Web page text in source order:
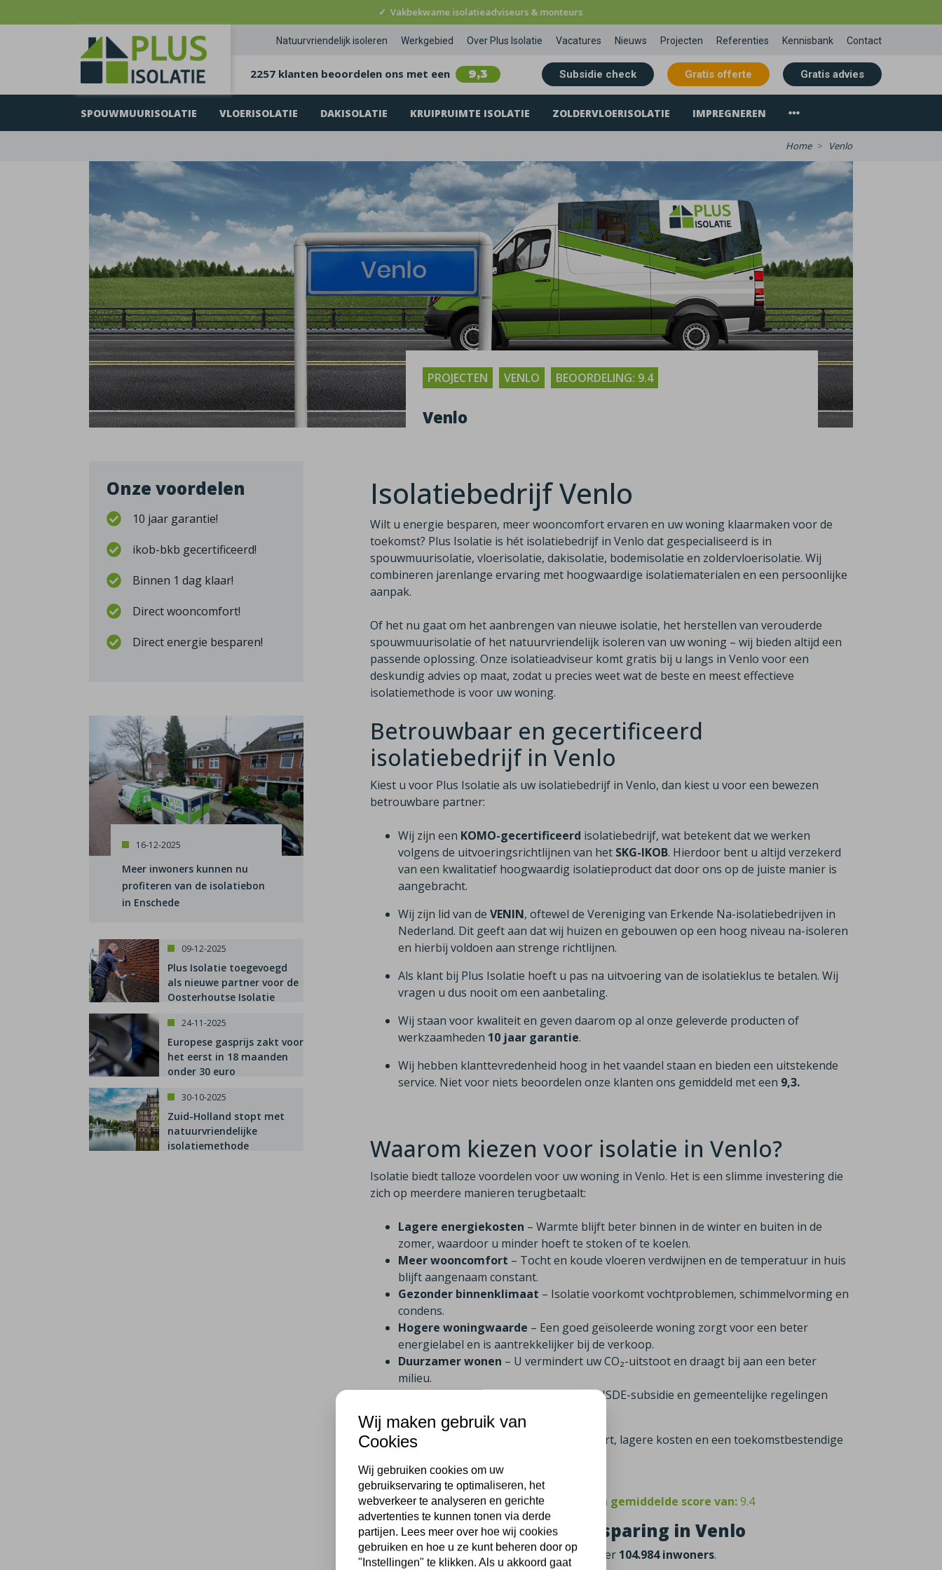
✓ Vakbekwame isolatieadviseurs & monteurs
Natuurvriendelijk isoleren Werkgebied Over Plus Isolatie Vacatures Nieuws Projecten Referenties Kennisbank Contact
2257 klanten beoordelen ons met een 9,3 Subsidie check Gratis offerte Gratis advies
SPOUWMUURISOLATIE VLOERISOLATIE DAKISOLATIE KRUIPRUIMTE ISOLATIE ZOLDERVLOERISOLATIE IMPREGNEREN
Home Venlo
Onze voordelen
10 jaar garantie!
ikob-bkb gecertificeerd!
Binnen 1 dag klaar!
Direct wooncomfort!
Direct energie besparen!
16-12-2025
Meer inwoners kunnen nu
profiteren van de isolatiebon
in Enschede
09-12-2025
Plus Isolatie toegevoegd
als nieuwe partner voor de
Oosterhoutse Isolatie
24-11-2025
Europese gasprijs zakt voor
het eerst in 18 maanden
onder 30 euro
30-10-2025
Zuid-Holland stopt met
natuurvriendelijke
isolatiemethode
PROJECTEN VENLO BEOORDELING: 9.4
Venlo
Isolatiebedrijf Venlo
Wilt u energie besparen, meer wooncomfort ervaren en uw woning klaarmaken voor de
toekomst? Plus Isolatie is hét isolatiebedrijf in Venlo dat gespecialiseerd is in
spouwmuurisolatie, vloerisolatie, dakisolatie, bodemisolatie en zoldervloerisolatie. Wij
combineren jarenlange ervaring met hoogwaardige isolatiematerialen en een persoonlijke
aanpak.
Of het nu gaat om het aanbrengen van nieuwe isolatie, het herstellen van verouderde
spouwmuurisolatie of het natuurvriendelijk isoleren van uw woning – wij bieden altijd een
passende oplossing. Onze isolatieadviseur komt gratis bij u langs in Venlo voor een
deskundig advies op maat, zodat u precies weet wat de beste en meest effectieve
isolatiemethode is voor uw woning.
Betrouwbaar en gecertificeerd
isolatiebedrijf in Venlo
Kiest u voor Plus Isolatie als uw isolatiebedrijf in Venlo, dan kiest u voor een bewezen
betrouwbare partner:
Wij zijn een KOMO-gecertificeerd isolatiebedrijf, wat betekent dat we werken
volgens de uitvoeringsrichtlijnen van het SKG-IKOB. Hierdoor bent u altijd verzekerd
van een kwalitatief hoogwaardig isolatieproduct dat door ons op de juiste manier is
aangebracht.
Wij zijn lid van deVENIN, oftewel de Vereniging van Erkende Na-isolatiebedrijven in
Nederland. Dit geeft aan dat wij huizen en gebouwen op een hoog niveau na-isoleren
en hierbij voldoen aan strenge richtlijnen.
Als klant bij Plus Isolatie hoeft u pas na uitvoering van de isolatieklus te betalen. Wij
vragen u dus nooit om een aanbetaling.
Wij staan voor kwaliteit en geven daarom op al onze geleverde producten of
werkzaamheden 10 jaar garantie.
Wij hebben klanttevredenheid hoog in het vaandel staan en bieden een uitstekende
service. Niet voor niets beoordelen onze klanten ons gemiddeld met een 9,3.
Waarom kiezen voor isolatie in Venlo?
Isolatie biedt talloze voordelen voor uw woning in Venlo. Het is een slimme investering die
zich op meerdere manieren terugbetaalt:
Lagere energiekosten – Warmte blijft beter binnen in de winter en buiten in de
zomer, waardoor u minder hoeft te stoken of te koelen.
Meer wooncomfort – Tocht en koude vloeren verdwijnen en de temperatuur in huis
blijft aangenaam constant.
Gezonder binnenklimaat – Isolatie voorkomt vochtproblemen, schimmelvorming en
condens.
Hogere woningwaarde – Een goed geïsoleerde woning zorgt voor een beter
energielabel en is aantrekkelijker bij de verkoop.
Duurzamer wonen – U vermindert uw CO₂-uitstoot en draagt bij aan een beter
milieu.
Aantrekkelijke subsidie– Dankzij de ISDE-subsidie en gemeentelijke regelingen
verdient u uw investering sneller terug.
Met isolatie profiteert u dus van meer comfort, lagere kosten en een toekomstbestendige
Klanten uit Venlo beoordelen ons met een gemiddelde score van:9.4
Gasverbruik en energiebesparing in Venlo
De gemeente Venlo heeft48.986verdeeld over 104.984 inwoners.
Wij maken gebruik van
Cookies
Wij gebruiken cookies om uw
gebruikservaring te optimaliseren, het
webverkeer te analyseren en gerichte
advertenties te kunnen tonen via derde
partijen. Lees meer over hoe wij cookies
gebruiken en hoe u ze kunt beheren door op
"Instellingen" te klikken. Als u akkoord gaat